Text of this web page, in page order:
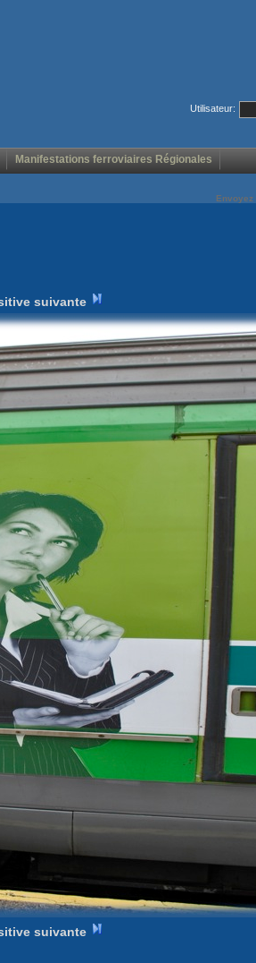
Utilisateur:
Manifestations ferroviaires Régionales